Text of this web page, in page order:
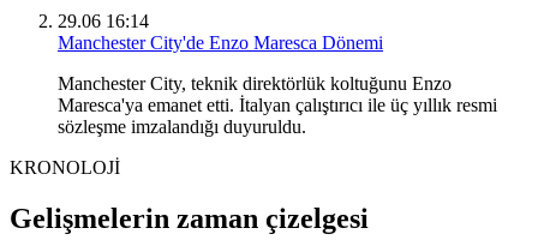
29.06 16:14
Manchester City'de Enzo Maresca Dönemi
Manchester City, teknik direktörlük koltuğunu Enzo
Maresca'ya emanet etti. İtalyan çalıştırıcı ile üç yıllık resmi
sözleşme imzalandığı duyuruldu.
KRONOLOJİ
Gelişmelerin zaman çizelgesi